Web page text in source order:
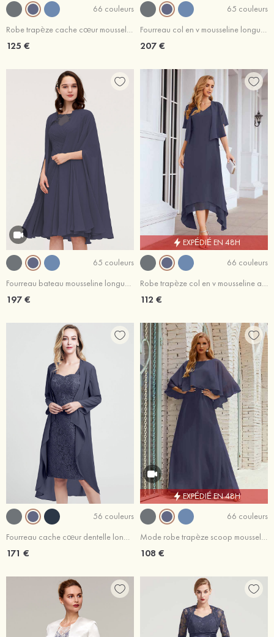
66 couleurs
Robe trapèze cache cœur mousseline longueur genou robe de mère de la mariée avec fleurs plissé veste
125 €
65 couleurs
Fourreau col en v mousseline longueur mollet robe de mère de la mariée avec appliqué plissé veste
207 €
65 couleurs
Fourreau bateau mousseline longueur genou robe de mère de la mariée avec appliqué plissé veste
197 €
EXPÉDIÉ EN 48H
66 couleurs
Robe trapèze col en v mousseline asymétrique robe de mère de la mariée avec veste
112 €
56 couleurs
Fourreau cache cœur dentelle longueur genou robe de mère de la mariée avec veste
171 €
EXPÉDIÉ EN 48H
66 couleurs
Mode robe trapèze scoop mousseline longueur ras du sol robe de mère de la mariée
108 €